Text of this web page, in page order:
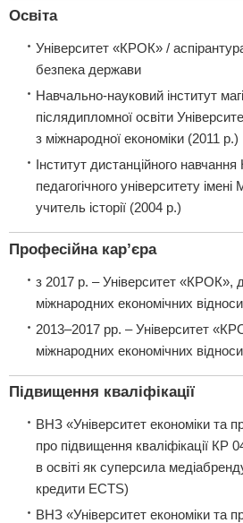
Освіта
Університет «КРОК» /
безпека держави
Навчально-науковий інститут
післядипломної освіти
з міжнародної економіки (2011 р.)
Інститут дистанційного
педагогічного університету
учитель історії (2004 р.)
Професійна кар’єра
з 2017 р. – Університет «КРОК»,
міжнародних економічних
2013–2017 рр. – Університет
міжнародних економічних
Підвищення кваліфікації
ВНЗ «Університет економіки та
про підвищення кваліфікації КР
в освіті як суперсила
кредити ECTS)
ВНЗ «Університет економіки та